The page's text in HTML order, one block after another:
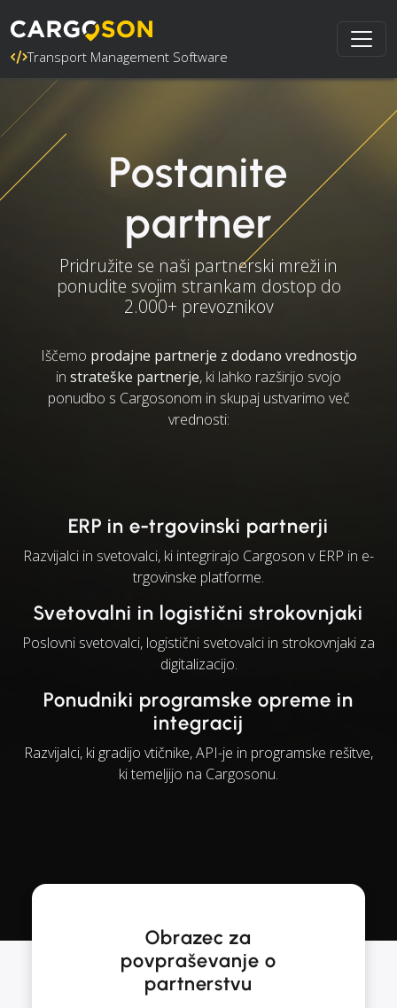
Transport Management Software
Postanite
partner
Pridružite se naši partnerski mreži in
ponudite svojim strankam dostop do
2.000+ prevoznikov
Iščemo prodajne partnerje z dodano vrednostjo
in strateške partnerje, ki lahko razširijo svojo
ponudbo s Cargosonom in skupaj ustvarimo več
vrednosti:
ERP in e-trgovinski partnerji
Razvijalci in svetovalci, ki integrirajo Cargoson v ERP in e-
trgovinske platforme.
Svetovalni in logistični strokovnjaki
Poslovni svetovalci, logistični svetovalci in strokovnjaki za
digitalizacijo.
Ponudniki programske opreme in
integracij
Razvijalci, ki gradijo vtičnike, API-je in programske rešitve,
ki temeljijo na Cargosonu.
Obrazec za
povpraševanje o
partnerstvu